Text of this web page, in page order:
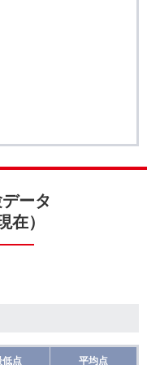
ータ
在）
点 平均点